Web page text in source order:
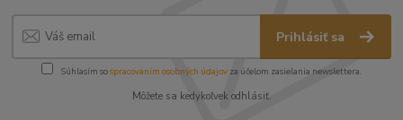
Prihlásiť sa
Súhlasím sospracovaním osobných údajov za účelom zasielania newslettera.
Môžete sa kedykoľvek odhlásiť.